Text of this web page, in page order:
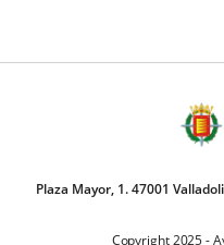
Plaza Mayor, 1. 47001
Copyright 2025 -